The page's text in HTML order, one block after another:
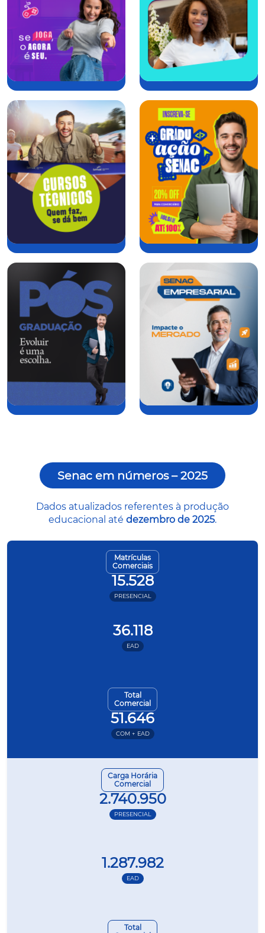
Senac em números – 2025
Dados atualizados referentes à produção
educacional até dezembro de 2025.
Matrículas
Comerciais
15.528
PRESENCIAL
36.118
EAD
Total
Comercial
51.646
COM + EAD
Carga Horária
Comercial
2.740.950
PRESENCIAL
1.287.982
EAD
Total